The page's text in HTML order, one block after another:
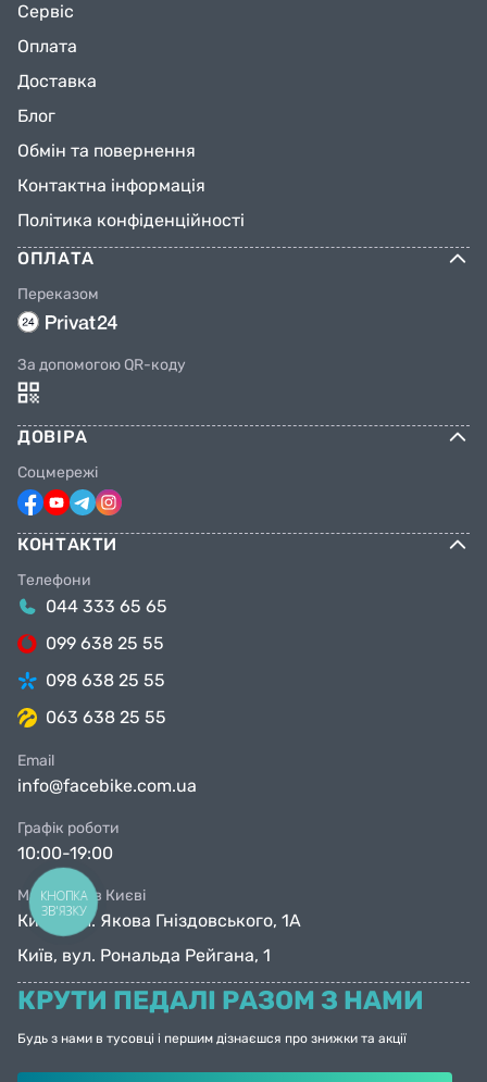
Сервіс
Оплата
Доставка
Блог
Обмін та повернення
Контактна інформація
Політика конфіденційності
ОПЛАТА
Переказом
За допомогою QR-коду
ДОВІРА
Соцмережі
КОНТАКТИ
Телефони
044 333 65 65
099 638 25 55
098 638 25 55
063 638 25 55
Email
info@facebike.com.ua
Графік роботи
10:00-19:00
Магазини в Києві
Київ, вул. Якова Гніздовського, 1А
Київ, вул. Рональда Рейгана, 1
КРУТИ ПЕДАЛІ РАЗОМ З НАМИ
Будь з нами в тусовці і першим дізнаєшся про знижки та акції
КНОПКА
ЗВ'ЯЗКУ